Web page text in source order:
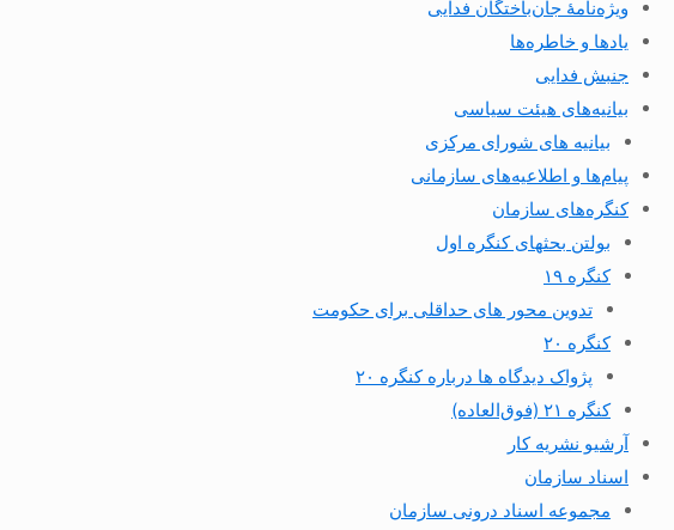
ویژه‌نامهٔ جان‌باختگان فدایی
یادها و خاطره‌ها
جنبش فدایی
بیانیه‌های هیئت سیاسی
بیانیه های شورای مرکزی
پیام‌ها و اطلاعیه‌های سازمانی
کنگره‌های سازمان
بولتن بحثهای کنگره اول
کنگره ۱۹
تدوین محور های حداقلی برای حکومت
کنگره ۲۰
پژواک دیدگاه ها درباره کنگره ۲۰
کنگره ۲۱ (فوق‌العاده)
آرشیو نشریه کار
اسناد سازمان
مجموعه اسناد درونی سازمان